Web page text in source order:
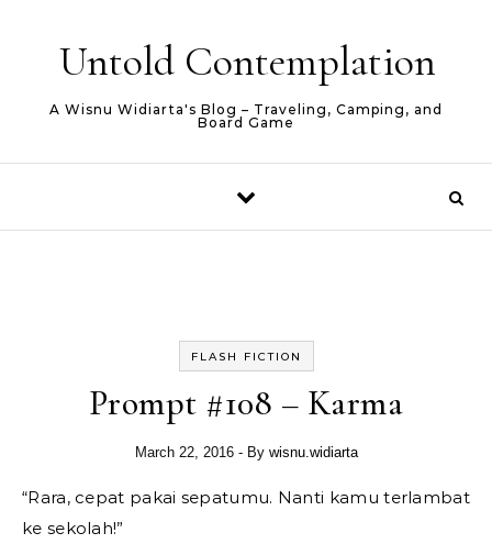
Untold Contemplation
A Wisnu Widiarta's Blog – Traveling, Camping, and
Board Game
FLASH FICTION
Prompt #108 – Karma
March 22, 2016 - By wisnu.widiarta
“Rara, cepat pakai sepatumu. Nanti kamu terlambat
ke sekolah!”